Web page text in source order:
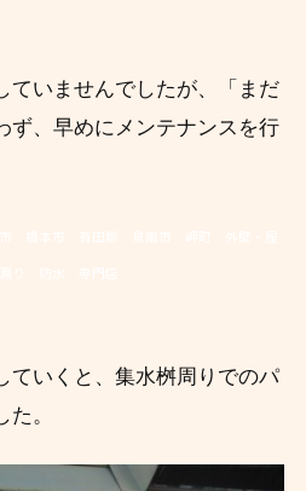
いませんでしたが、「まだ
ず、早めにメンテナンスを行
ていくと、集水桝周りでのパ
。